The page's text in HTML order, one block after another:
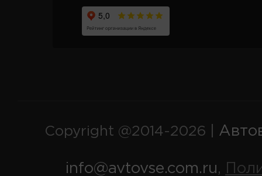
Copyright @2014-2026 |
info@avtovse.com.ru,